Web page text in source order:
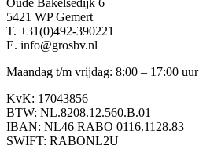
Oude Bakelsedijk 6
5421 WP Gemert
T. +31(0)492-390221
E. info@grosbv.nl
Maandag t/m vrijdag: 8:00 – 17:00 uur
KvK: 17043856
BTW: NL.8208.12.560.B.01
IBAN: NL46 RABO 0116.1128.83
SWIFT: RABONL2U